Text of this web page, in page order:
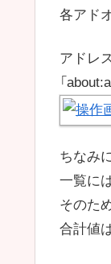
各アド
アドレ
「
ちなみ
一覧に
そのた
合計値